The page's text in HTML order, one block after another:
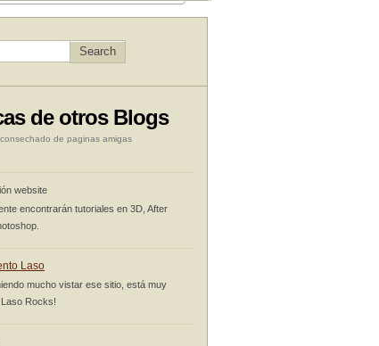
de otros Blogs
de paginas amigas
website
encontrarán tutoriales en 3D, After
Laso
mucho vistar ese sitio, está muy
Rocks!